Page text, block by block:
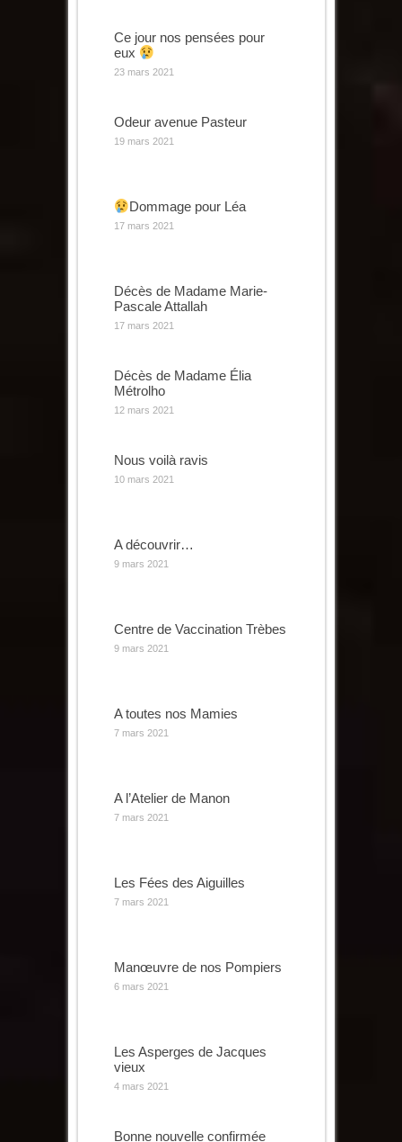
Ce jour nos pensées pour
eux
23 mars 2021
Odeur avenue Pasteur
19 mars 2021
Dommage pour Léa
17 mars 2021
Décès de Madame Marie-
Pascale Attallah
17 mars 2021
Décès de Madame Élia
Métrolho
12 mars 2021
Nous voilà ravis
10 mars 2021
A découvrir…
9 mars 2021
Centre de Vaccination Trèbes
9 mars 2021
A toutes nos Mamies
7 mars 2021
A l’Atelier de Manon
7 mars 2021
Les Fées des Aiguilles
7 mars 2021
Manœuvre de nos Pompiers
6 mars 2021
Les Asperges de Jacques
vieux
4 mars 2021
Bonne nouvelle confirmée